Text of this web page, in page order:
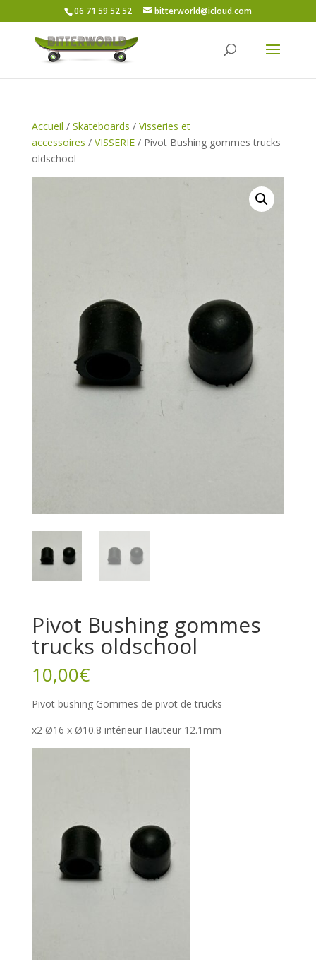
06 71 59 52 52 bitterworld@icloud.com
Accueil / Skateboards / Visseries et
accessoires / VISSERIE/ Pivot Bushing gommes trucks
oldschool
Pivot Bushing gommes
trucks oldschool
10,00€
Pivot bushing Gommes de pivot de trucks
x2 Ø16 x Ø10.8 intérieur Hauteur 12.1mm